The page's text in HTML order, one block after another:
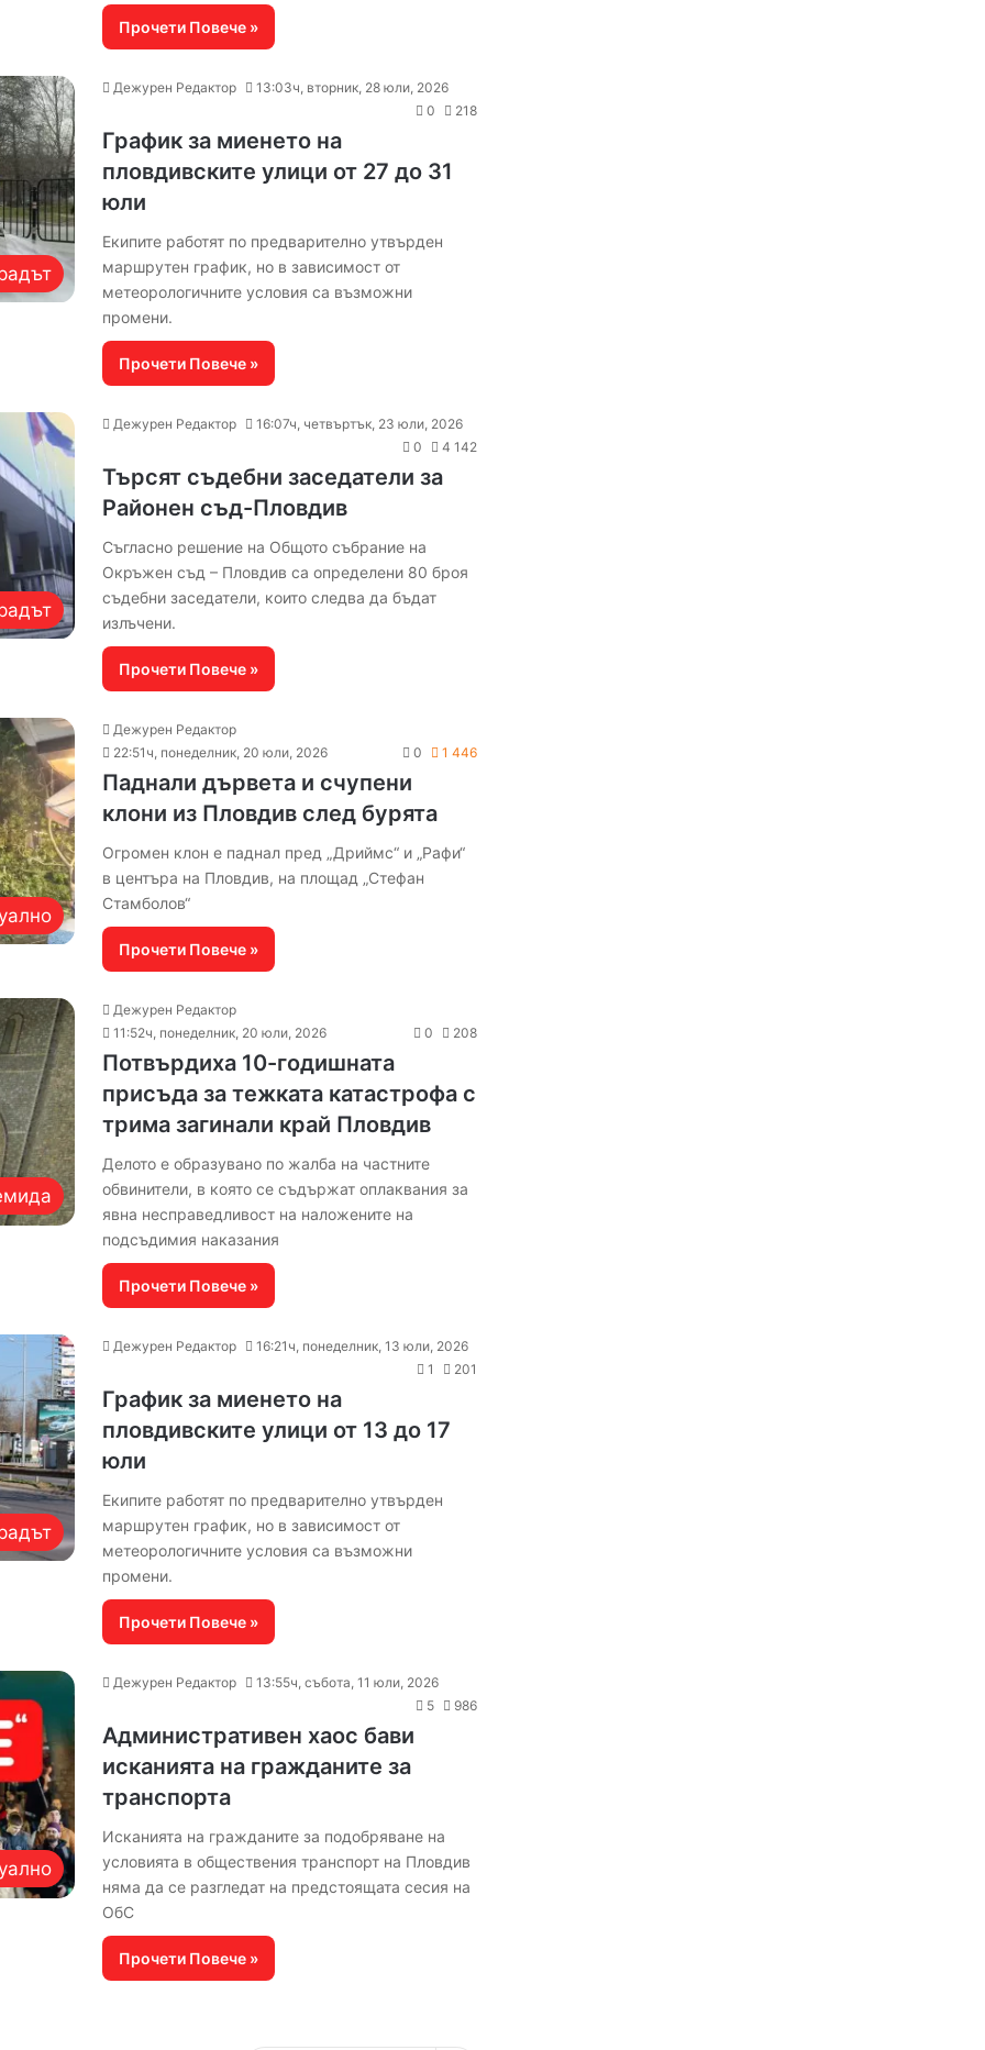
Прочети Повече »
Дежурен Редактор
13:03ч, вторник, 28 юли, 2026
0
218
График за миенето на
пловдивските улици от 27 до 31
юли
Екипите работят по предварително утвърден
маршрутен график, но в зависимост от
метеорологичните условия са възможни
промени.
Прочети Повече »
Дежурен Редактор
16:07ч, четвъртък, 23 юли, 2026
0
4 142
Търсят съдебни заседатели за
Районен съд-Пловдив
Съгласно решение на Общото събрание на
Окръжен съд – Пловдив са определени 80 броя
съдебни заседатели, които следва да бъдат
излъчени.
Прочети Повече »
Дежурен Редактор
22:51ч, понеделник, 20 юли, 2026
0 1 446
Паднали дървета и счупени
клони из Пловдив след бурята
Огромен клон е паднал пред „Дриймс“ и „Рафи“
в центъра на Пловдив, на площад „Стефан
Стамболов“
Прочети Повече »
Дежурен Редактор
11:52ч, понеделник, 20 юли, 2026
0 208
Потвърдиха 10-годишната
присъда за тежката катастрофа с
трима загинали край Пловдив
Делото е образувано по жалба на частните
обвинители, в която се съдържат оплаквания за
явна несправедливост на наложените на
подсъдимия наказания
Прочети Повече »
Дежурен Редактор
16:21ч, понеделник, 13 юли, 2026
1
201
График за миенето на
пловдивските улици от 13 до 17
юли
Екипите работят по предварително утвърден
маршрутен график, но в зависимост от
метеорологичните условия са възможни
промени.
Прочети Повече »
Дежурен Редактор
13:55ч, събота, 11 юли, 2026
5
986
Административен хаос бави
исканията на гражданите за
транспорта
Исканията на гражданите за подобряване на
условията в обществения транспорт на Пловдив
няма да се разгледат на предстоящата сесия на
ОбС
Прочети Повече »